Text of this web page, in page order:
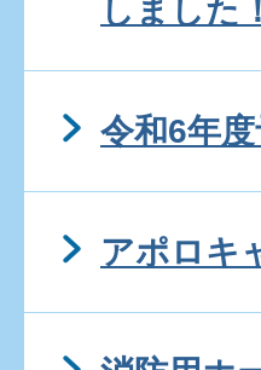
しました！
令和6年
アポロキ